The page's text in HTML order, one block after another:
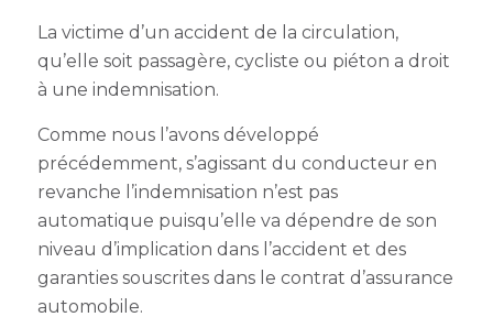
La victime d’un accident de la circulation,
qu’elle soit passagère, cycliste ou piéton a droit
à une indemnisation.
Comme nous l’avons développé
précédemment, s’agissant du conducteur en
revanche l’indemnisation n’est pas
automatique puisqu’elle va dépendre de son
niveau d’implication dans l’accident et des
garanties souscrites dans le contrat d’assurance
automobile.